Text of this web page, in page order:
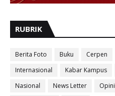
RUBRIK
Berita Foto Buku Cerpen
Internasional
Kabar Kampus
Nasional
News Letter Opini